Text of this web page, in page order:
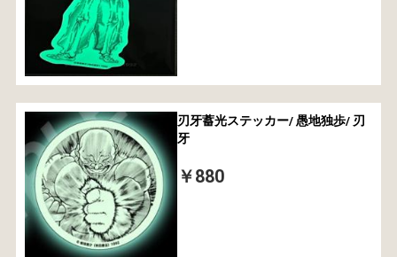
刃牙蓄光ステッカー/ 愚地独歩/ 刃
牙
￥880